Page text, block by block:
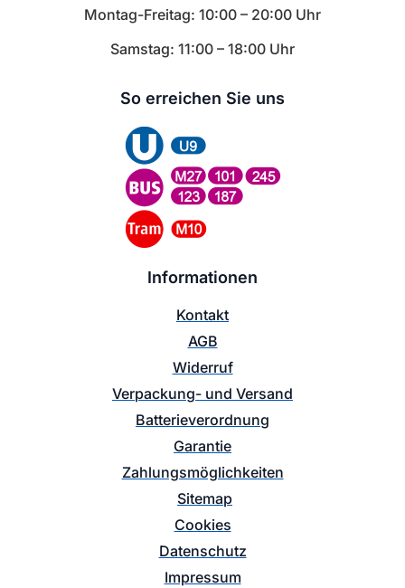
Montag-Freitag: 10:00 – 20:00 Uhr
Samstag: 11:00 – 18:00 Uhr
So erreichen Sie uns
Informationen
Kontakt
AGB
Widerruf
Verpackung- und Versand
Batterieverordnung
Garantie
Zahlungsmöglichkeiten
Sitemap
Cookies
Datenschutz
Impressum